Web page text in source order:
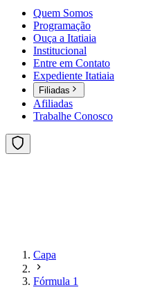
Quem Somos
Programação
Ouça a Itatiaia
Institucional
Entre em Contato
Expediente Itatiaia
Filiadas
Afiliadas
Trabalhe Conosco
Capa
Fórmula 1